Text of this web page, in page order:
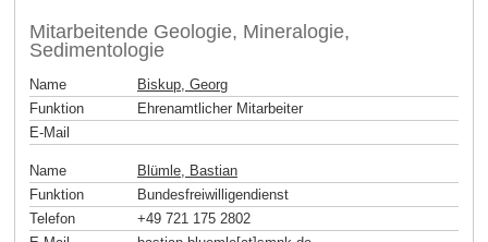
Mitarbeitende Geologie, Mineralogie,
Sedimentologie
Name
Biskup, Georg
Funktion
Ehrenamtlicher Mitarbeiter
E-Mail
Name
Blümle, Bastian
Funktion
Bundesfreiwilligendienst
Telefon
+49 721 175 2802